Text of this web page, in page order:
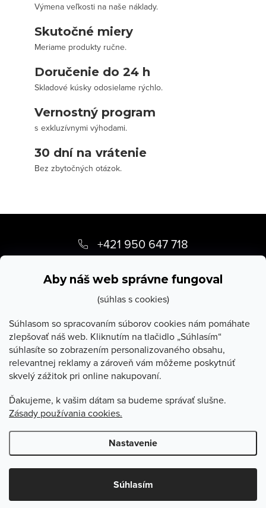
Aby náš web správne fungoval
(súhlas s cookies)
Súhlasom so spracovaním súborov cookies nám pomáhate
zlepšovať náš web. Kliknutím na tlačidlo „Súhlasím“
súhlasíte so zobrazením personalizovaného obsahu,
relevantnej reklamy a zároveň vám môžeme poskytnúť
skvelý zážitok pri online nakupovaní.
Ďakujeme, k vašim dátam sa budeme správať slušne.
Zásady používania cookies.
Nastavenie
Súhlasím
Výmena veľkosti na naše náklady.
Skutočné miery
Meriame produkty ručne.
Doručenie do 24 h
Skladové kúsky odosielame rýchlo.
Vernostný program
s exkluzívnymi výhodami.
30 dní na vrátenie
Bez zbytočných otázok.
p
+421 950 647 718
O Stevula
Poradňa
Copyright 2026Stevula.sk. Všetky práva vyhradené.Upraviť
nastavenie cookies